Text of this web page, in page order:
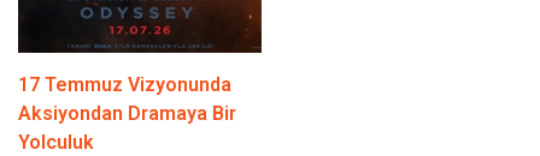
17 Temmuz Vizyonunda
Aksiyondan Dramaya Bir
Yolculuk